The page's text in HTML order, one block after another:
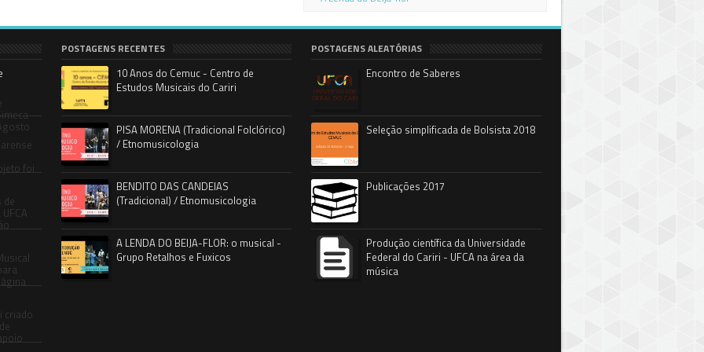
foi
de
criado
POSTAGENS RECENTES
10 Anos do Cemuc - Centro de
Estudos Musicais do Cariri
PISA MORENA (Tradicional Folclórico)
/ Etnomusicologia
BENDITO DAS CANDEIAS
(Tradicional) / Etnomusicologia
A LENDA DO BEIJA-FLOR: o musical -
Grupo Retalhos e Fuxicos
POSTAGENS ALEATÓRIAS
Encontro de Saberes
Seleção simplificada de Bolsista 2018
Publicações 2017
Produção científica da Universidade
Federal do Cariri - UFCA na área da
música